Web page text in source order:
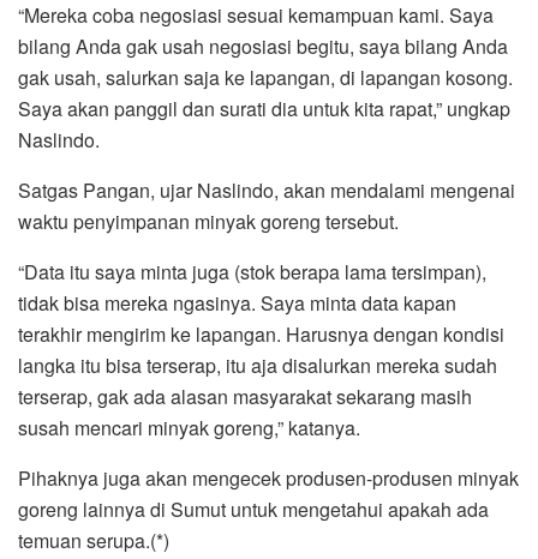
“Mereka coba negosiasi sesuai kemampuan kami. Saya
bilang Anda gak usah negosiasi begitu, saya bilang Anda
gak usah, salurkan saja ke lapangan, di lapangan kosong.
Saya akan panggil dan surati dia untuk kita rapat,” ungkap
Naslindo.
Satgas Pangan, ujar Naslindo, akan mendalami mengenai
waktu penyimpanan minyak goreng tersebut.
“Data itu saya minta juga (stok berapa lama tersimpan),
tidak bisa mereka ngasinya. Saya minta data kapan
terakhir mengirim ke lapangan. Harusnya dengan kondisi
langka itu bisa terserap, itu aja disalurkan mereka sudah
terserap, gak ada alasan masyarakat sekarang masih
susah mencari minyak goreng,” katanya.
Pihaknya juga akan mengecek produsen-produsen minyak
goreng lainnya di Sumut untuk mengetahui apakah ada
temuan serupa.(*)